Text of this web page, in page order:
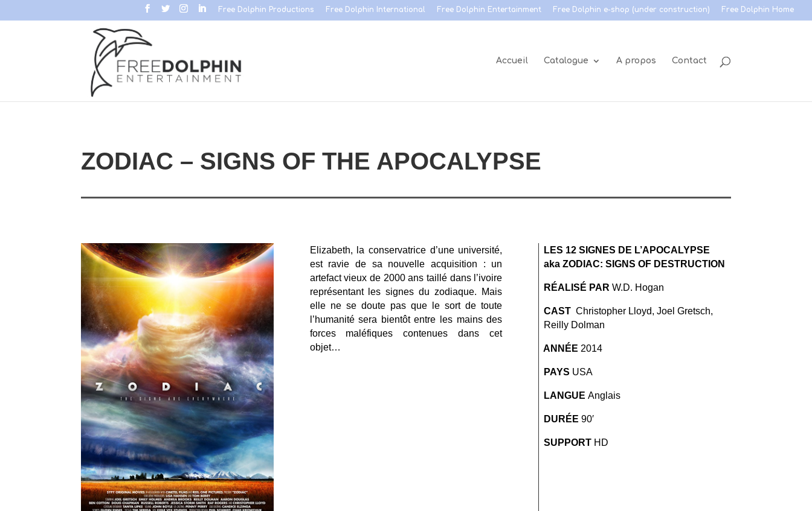
Free Dolphin Productions Free Dolphin International Free Dolphin Entertainment Free Dolphin e-shop (under construction) Free Dolphin Home
Accueil Catalogue A propos Contact
ZODIAC – SIGNS OF THE APOCALYPSE
Elizabeth, la conservatrice d’une université,
est ravie de sa nouvelle acquisition : un
artefact vieux de 2000 ans taillé dans l’ivoire
représentant les signes du zodiaque. Mais
elle ne se doute pas que le sort de toute
l’humanité sera bientôt entre les mains des
forces maléfiques contenues dans cet
objet…
LES 12 SIGNES DE L’APOCALYPSE
aka ZODIAC: SIGNS OF DESTRUCTION
RÉALISÉ PAR W.D. Hogan
CAST Christopher Lloyd, Joel Gretsch,
Reilly Dolman
ANNÉE 2014
PAYS USA
LANGUE Anglais
DURÉE 90′
SUPPORT HD